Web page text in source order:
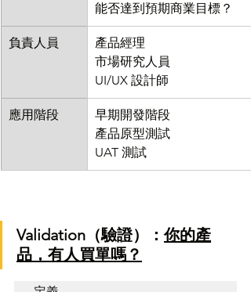
能否達到預期商業目標？
負責人員
產品經理
市場研究人員
UI/UX 設計師
應用階段
早期開發階段
產品原型測試
UAT 測試
Validation（驗證）：你的產
品，有人買單嗎？